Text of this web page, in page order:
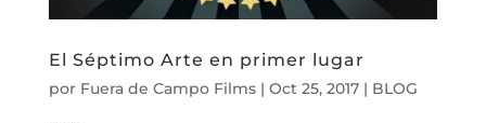
El Séptimo Arte en primer lugar
por Fuera de Campo Films| Oct 25, 2017| BLOG